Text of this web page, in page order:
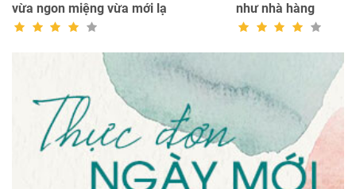
vừa ngon miệng vừa mới lạ
như nhà hàng